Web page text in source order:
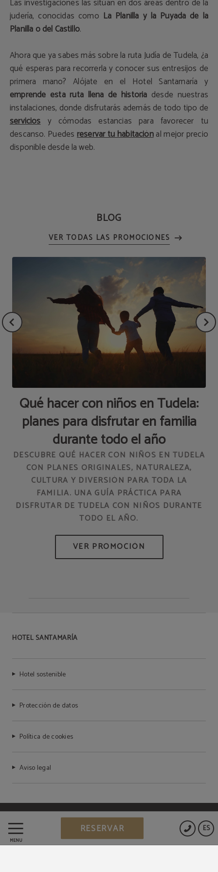
MENÚ
ES
RESERVAR
Las investigaciones las sitúan en dos áreas dentro de la
judería, conocidas como La Planilla y la Puyada de la
Planilla o del Castillo.
Ahora que ya sabes más sobre la ruta Judía de Tudela, ¿a
qué esperas para recorrerla y conocer sus entresijos de
primera mano? Alójate en el Hotel Santamaría y
emprende esta ruta llena de historia desde nuestras
instalaciones, donde disfrutarás además de todo tipo de
serviciosy cómodas estancias para favorecer tu
descanso. Puedes reservar tu habitaciónal mejor precio
disponible desde la web.
BLOG
Qué hacer con niños en Tudela:
planes para disfrutar en familia
durante todo el año
DESCUBRE QUÉ HACER CON NIÑOS EN TUDELA
CON PLANES ORIGINALES, NATURALEZA,
CULTURA Y DIVERSIÓN PARA TODA LA
FAMILIA. UNA GUÍA PRÁCTICA PARA
DISFRUTAR DE TUDELA CON NIÑOS DURANTE
TODO EL AÑO.
HOTEL SANTAMARÍA
Hotel sostenible
Protección de datos
Política de cookies
Aviso legal
Powered by Keytel
Compra segura